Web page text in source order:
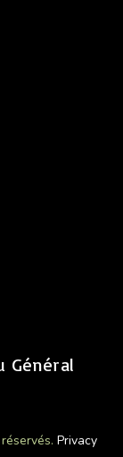
Général
Privacy